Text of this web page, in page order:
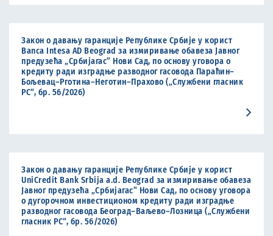
Закон о давању гаранције Републике Србије у корист
Banca Intesa AD Beograd за измиривање обавеза Јавног
предузећа „Србијагас” Нови Сад, по основу уговора о
кредиту ради изградње разводног гасовода Параћин–
Бољевац–Рготина–Неготин–Прахово („Службени гласник
РС“, бр. 56/2026)
Закон о давању гаранције Републике Србије у корист
UniCredit Bank Srbija a.d. Beograd за измиривање обавеза
Јавног предузећа „Србијагас” Нови Сад, по основу уговора
о дугорочном инвестиционом кредиту ради изградње
разводног гасовода Београд–Ваљево–Лозница („Службени
гласник РС“, бр. 56/2026)